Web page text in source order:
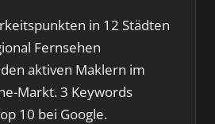
in 12 Städten
Fernsehen
aktiven Maklern im
Markt. 3 Keywords
10 bei Google.